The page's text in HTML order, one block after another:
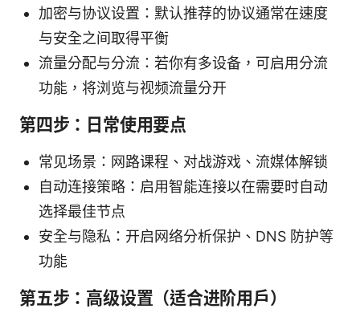
加密与协议设置：默认推荐的协议通常在速度
与安全之间取得平衡
流量分配与分流：若你有多设备，可启用分流
功能，将浏览与视频流量分开
第四步：日常使用要点
常见场景：网路课程、对战游戏、流媒体解锁
自动连接策略：启用智能连接以在需要时自动
选择最佳节点
安全与隐私：开启网络分析保护、DNS 防护等
功能
第五步：高级设置（适合进阶用户）